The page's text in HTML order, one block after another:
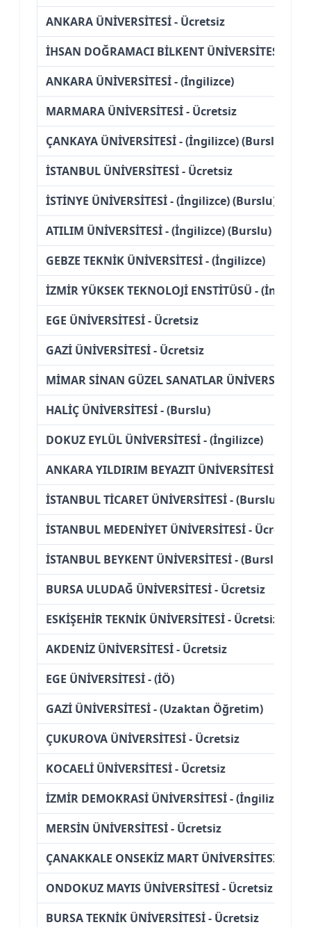
ANKARA ÜNİVERSİTESİ - Ücretsiz
İHSAN DOĞRAMACI BİLKENT ÜNİVERSİTESİ -
ANKARA ÜNİVERSİTESİ - (İngilizce)
MARMARA ÜNİVERSİTESİ - Ücretsiz
ÇANKAYA ÜNİVERSİTESİ - (İngilizce) (Burslu)
İSTANBUL ÜNİVERSİTESİ - Ücretsiz
İSTİNYE ÜNİVERSİTESİ - (İngilizce) (Burslu)
ATILIM ÜNİVERSİTESİ - (İngilizce) (Burslu)
GEBZE TEKNİK ÜNİVERSİTESİ - (İngilizce)
İZMİR YÜKSEK TEKNOLOJİ ENSTİTÜSÜ -
EGE ÜNİVERSİTESİ - Ücretsiz
GAZİ ÜNİVERSİTESİ - Ücretsiz
MİMAR SİNAN GÜZEL SANATLAR ÜNİVERSİTESİ
HALİÇ ÜNİVERSİTESİ - (Burslu)
DOKUZ EYLÜL ÜNİVERSİTESİ - (İngilizce)
ANKARA YILDIRIM BEYAZIT ÜNİVERSİTESİ -
İSTANBUL TİCARET ÜNİVERSİTESİ - (Burslu)
İSTANBUL MEDENİYET ÜNİVERSİTESİ - Ücretsiz
İSTANBUL BEYKENT ÜNİVERSİTESİ - (Burslu)
BURSA ULUDAĞ ÜNİVERSİTESİ - Ücretsiz
ESKİŞEHİR TEKNİK ÜNİVERSİTESİ - Ücretsiz
AKDENİZ ÜNİVERSİTESİ - Ücretsiz
EGE ÜNİVERSİTESİ - (İÖ)
GAZİ ÜNİVERSİTESİ - (Uzaktan Öğretim)
ÇUKUROVA ÜNİVERSİTESİ - Ücretsiz
KOCAELİ ÜNİVERSİTESİ - Ücretsiz
İZMİR DEMOKRASİ ÜNİVERSİTESİ - (İngilizce)
MERSİN ÜNİVERSİTESİ - Ücretsiz
ÇANAKKALE ONSEKİZ MART ÜNİVERSİTESİ -
ONDOKUZ MAYIS ÜNİVERSİTESİ - Ücretsiz
BURSA TEKNİK ÜNİVERSİTESİ - Ücretsiz